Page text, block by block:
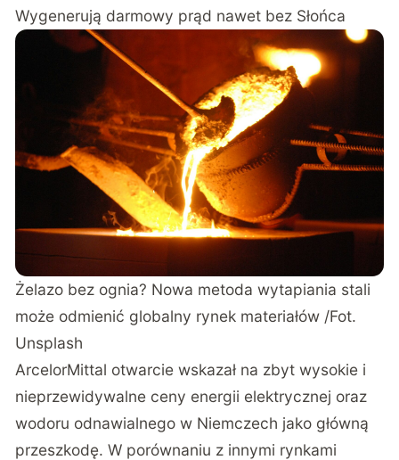
Wygenerują darmowy prąd nawet bez Słońca
Żelazo bez ognia? Nowa metoda wytapiania stali
może odmienić globalny rynek materiałów /Fot.
Unsplash
ArcelorMittal otwarciewskazał na zbyt wysokie i
nieprzewidywalne ceny energii elektrycznej oraz
wodoru odnawialnego w Niemczech jako główną
przeszkodę. W porównaniu z innymi rynkami